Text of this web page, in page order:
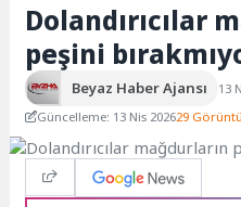
Dolandırıcılar
peşini
Beyaz Haber Ajansı
13
Güncelleme: 13 Nis 202629